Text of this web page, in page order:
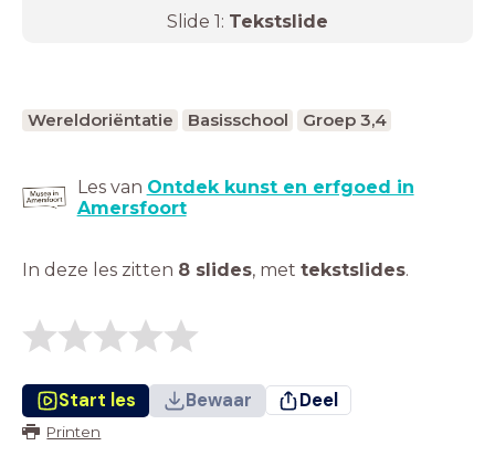
Slide 1: Tekstslide
Wereldoriëntatie Basisschool Groep 3,4
Les van Ontdek kunst en erfgoed in
Amersfoort
In deze les zitten 8 slides, met tekstslides.
Start les Bewaar Deel
Printen